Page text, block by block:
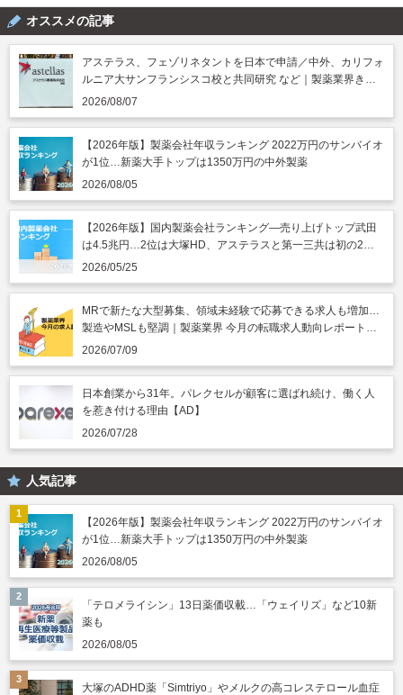
オススメの記事
アステラス、フェゾリネタントを日本で申請／中外、カリフォ
ルニア大サンフランシスコ校と共同研究 など｜製薬業界きょ
うのニュースまとめ読み（2026年8月7日）
2026/08/07
【2026年版】製薬会社年収ランキング 2022万円のサンバイオ
が1位…新薬大手トップは1350万円の中外製薬
2026/08/05
【2026年版】国内製薬会社ランキング―売り上げトップ武田
は4.5兆円…2位は大塚HD、アステラスと第一三共は初の2兆
円突破
2026/05/25
MRで新たな大型募集、領域未経験で応募できる求人も増加…
製造やMSLも堅調｜製薬業界 今月の転職求人動向レポート
（2026年7月）
2026/07/09
日本創業から31年。パレクセルが顧客に選ばれ続け、働く人
を惹き付ける理由【AD】
2026/07/28
人気記事
【2026年版】製薬会社年収ランキング 2022万円のサンバイオ
が1位…新薬大手トップは1350万円の中外製薬
2026/08/05
「テロメライシン」13日薬価収載…「ウェイリズ」など10新
薬も
2026/08/05
大塚のADHD薬「Simtriyo」やメルクの高コレステロール血症